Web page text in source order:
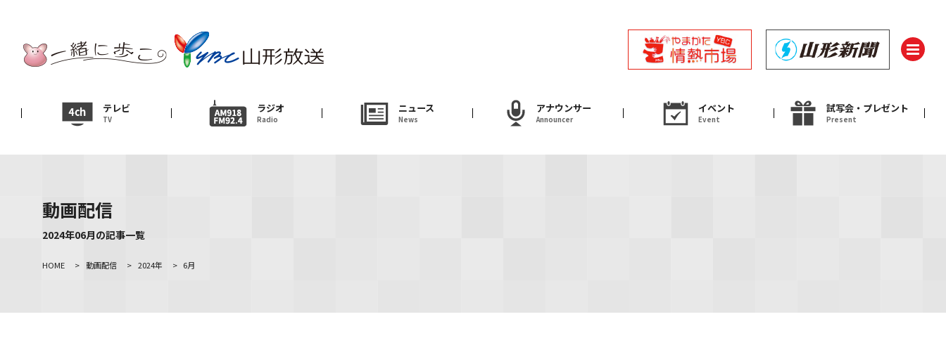
テレビ
TV
ラジオ
Radio
ニュース
News
アナウンサー
Announcer
イベント
Event
試写会・プレゼント
Present
テレビ
ニュース
News
アナウンサー
Announcer
イベント 試写会・プレゼント
ＹＢＣオンデマンド
動画配信
2024年06月の記事一覧
HOME > 動画配信 > 2024年 > 6月